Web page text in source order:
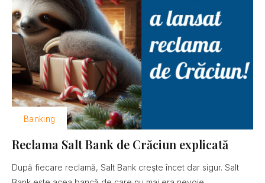
Banking
Reclama Salt Bank de Crăciun explicată
După fiecare reclamă, Salt Bank creşte încet dar sigur. Salt